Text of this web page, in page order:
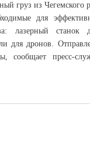
груз из Чегемского
для
лазерный
для дронов.
сообщает пресс-